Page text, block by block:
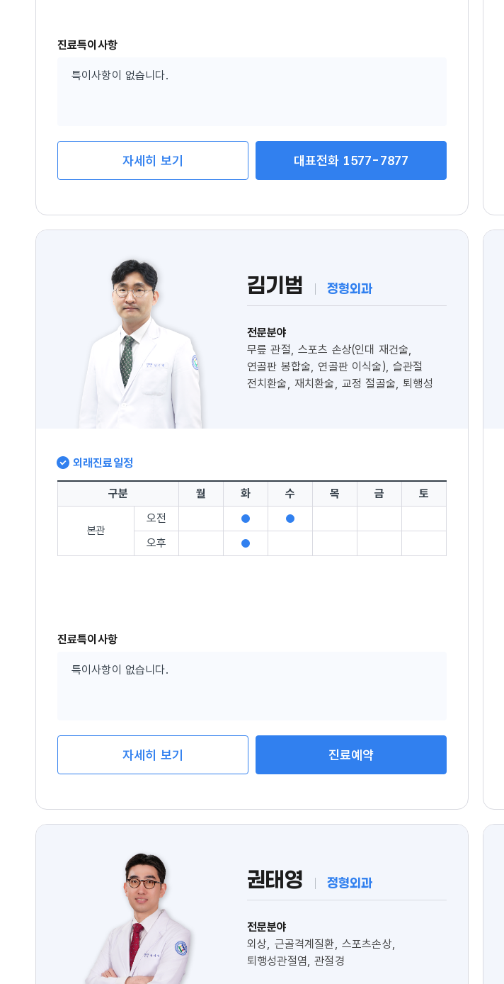
진료특이사항
특이사항이 없습니다.
자세히 보기 대표전화 1577-7877
김기범 정형외과
전문분야
무릎 관절, 스포츠 손상(인대 재건술,
연골판 봉합술, 연골판 이식술), 슬관절
전치환술, 재치환술, 교정 절골술, 퇴행성
외래진료일정
구분 월 화 수 목 금 토
본관
오전
진
료
가
진
가
오후
진
진료특이사항
특이사항이 없습니다.
자세히 보기 진료예약
권태영 정형외과
전문분야
외상, 근골격계질환, 스포츠손상,
퇴행성관절염, 관절경